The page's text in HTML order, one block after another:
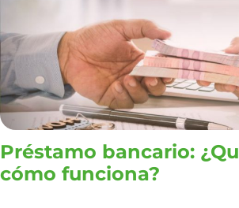
Préstamo bancario:
cómo funciona?